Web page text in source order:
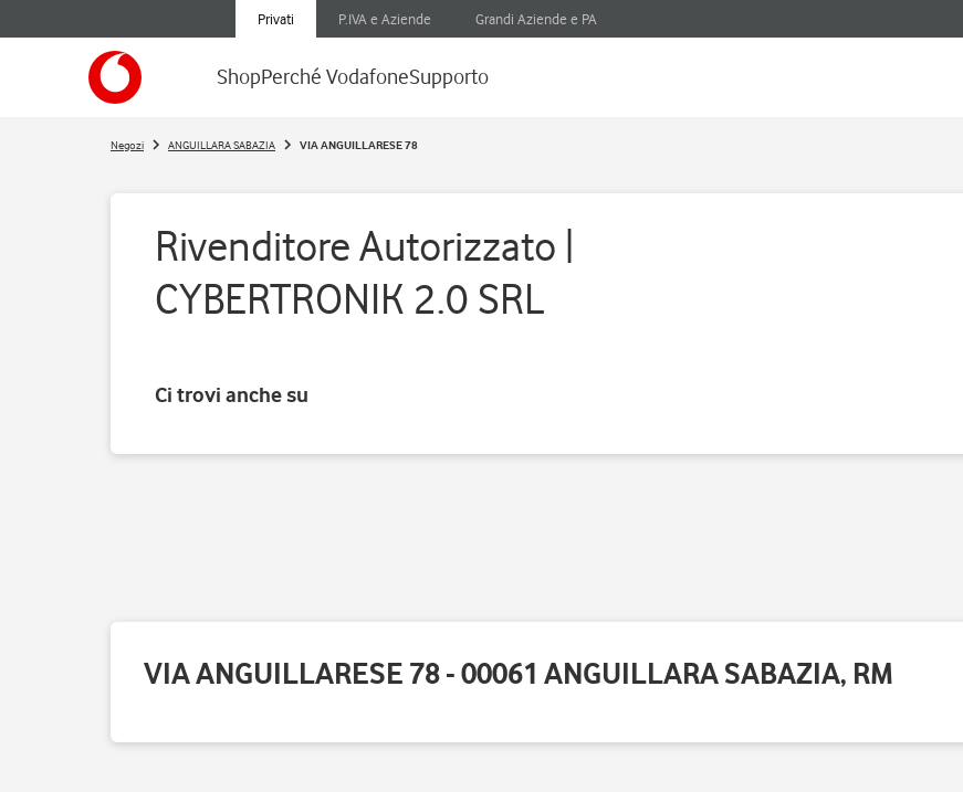
Privati P.IVA e Aziende Grandi Aziende e PA
ShopPerché VodafoneSupporto
Negozi ANGUILLARA SABAZIA VIA ANGUILLARESE 78
Rivenditore Autorizzato |
CYBERTRONIK 2.0 SRL
Ci trovi anche su
VIA ANGUILLARESE 78 - 00061 ANGUILLARA SABAZIA, RM